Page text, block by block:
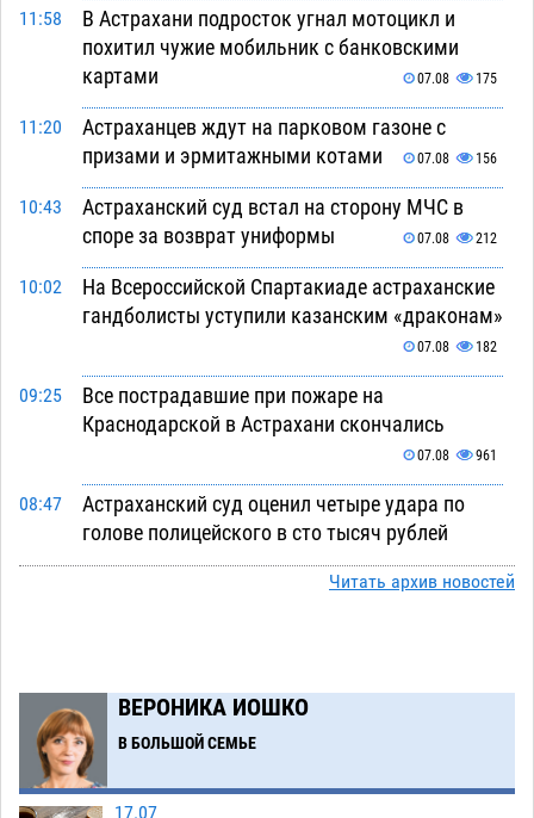
11:58
В Астрахани подросток угнал мотоцикл и
похитил чужие мобильник с банковскими
картами
07.08 175
11:20
Астраханцев ждут на парковом газоне с
призами и эрмитажными котами
07.08 156
10:43
Астраханский суд встал на сторону МЧС в
споре за возврат униформы
07.08 212
10:02
На Всероссийской Спартакиаде астраханские
гандболисты уступили казанским «драконам»
07.08 182
09:25
Все пострадавшие при пожаре на
Краснодарской в Астрахани скончались
07.08 961
08:47
Астраханский суд оценил четыре удара по
голове полицейского в сто тысяч рублей
07.08 248
18:57
В Астрахани впервые открыли смену по
теории игр
18:23
В пятницу без электричества окажутся
Астрахань, Ахтубинск и 6 поселений
Читать архив новостей
ВЕРОНИКА ИОШКО
В БОЛЬШОЙ СЕМЬЕ
17.07